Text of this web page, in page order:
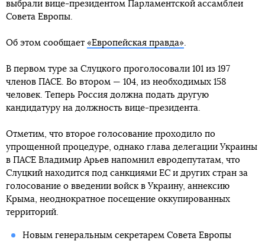
выбрали вице-президентом Парламентской ассамблеи
Совета Европы.
Об этом сообщает «Европейская правда».
В первом туре за Слуцкого проголосовали 101 из 197
членов ПАСЕ. Во втором — 104, из необходимых 158
человек. Теперь Россия должна подать другую
кандидатуру на должность вице-президента.
Отметим, что второе голосование проходило по
упрощенной процедуре, однако глава делегации Украины
в ПАСЕ Владимир Арьев напомнил евродепутатам, что
Слуцкий находится под санкциями ЕС и других стран за
голосование о введении войск в Украину, аннексию
Крыма, неоднократное посещение оккупированных
территорий.
Новым генеральным секретарем Совета Европы